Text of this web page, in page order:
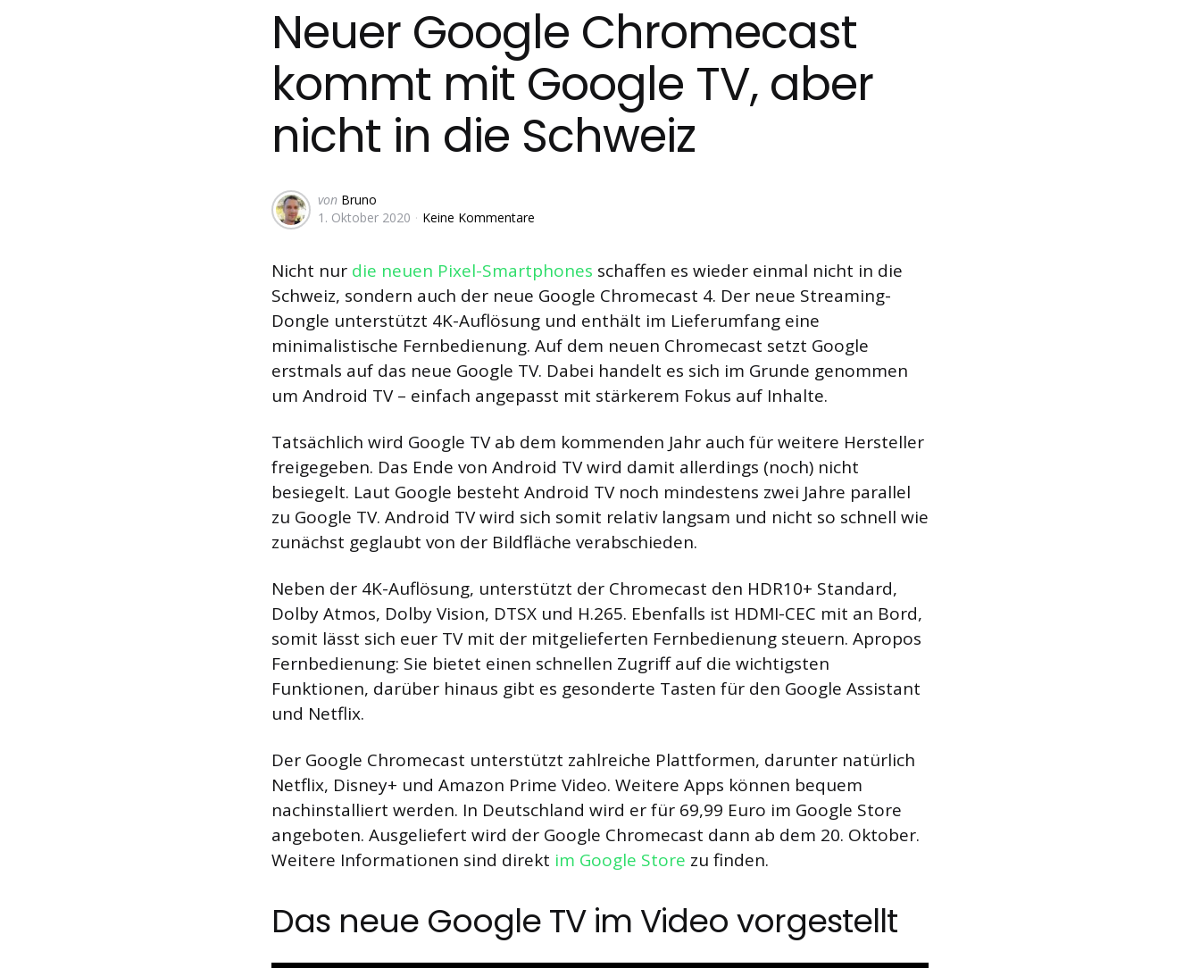
Neuer Google Chromecast
kommt mit Google TV, aber
nicht in die Schweiz
Geschrieben
von
von Bruno
1. Oktober 2020
Keine Kommentare
Nicht nur die neuen Pixel-Smartphones schaffen es wieder einmal nicht in die
Schweiz, sondern auch der neue Google Chromecast 4. Der neue Streaming-
Dongle unterstützt 4K-Auflösung und enthält im Lieferumfang eine
minimalistische Fernbedienung. Auf dem neuen Chromecast setzt Google
erstmals auf das neue Google TV. Dabei handelt es sich im Grunde genommen
um Android TV – einfach angepasst mit stärkerem Fokus auf Inhalte.
Tatsächlich wird Google TV ab dem kommenden Jahr auch für weitere Hersteller
freigegeben. Das Ende von Android TV wird damit allerdings (noch) nicht
besiegelt. Laut Google besteht Android TV noch mindestens zwei Jahre parallel
zu Google TV. Android TV wird sich somit relativ langsam und nicht so schnell wie
zunächst geglaubt von der Bildfläche verabschieden.
Neben der 4K-Auflösung, unterstützt der Chromecast den HDR10+ Standard,
Dolby Atmos, Dolby Vision, DTSX und H.265. Ebenfalls ist HDMI-CEC mit an Bord,
somit lässt sich euer TV mit der mitgelieferten Fernbedienung steuern. Apropos
Fernbedienung: Sie bietet einen schnellen Zugriff auf die wichtigsten
Funktionen, darüber hinaus gibt es gesonderte Tasten für den Google Assistant
und Netflix.
Der Google Chromecast unterstützt zahlreiche Plattformen, darunter natürlich
Netflix, Disney+ und Amazon Prime Video. Weitere Apps können bequem
nachinstalliert werden. In Deutschland wird er für 69,99 Euro im Google Store
angeboten. Ausgeliefert wird der Google Chromecast dann ab dem 20. Oktober.
Weitere Informationen sind direkt im Google Store zu finden.
Das neue Google TV im Video vorgestellt